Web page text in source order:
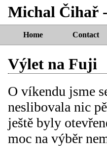
Michal Čihař
Home Contact
Výlet na Fuji
O víkendu jsme
neslibovala nic
ještě byly
moc na výběr